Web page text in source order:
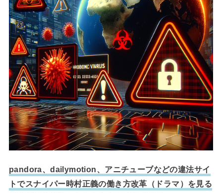
pandora、dailymotion、アニチューブなどの違法サイ
トでスナイパー時村正義の働き方改革（ドラマ）を見る